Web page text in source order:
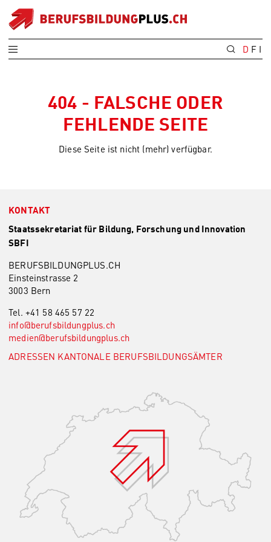
D F I
404 - FALSCHE ODER
FEHLENDE SEITE
Diese Seite ist nicht (mehr) verfügbar.
KONTAKT
Staatssekretariat für Bildung, Forschung und Innovation
SBFI
BERUFSBILDUNGPLUS.CH
Einsteinstrasse 2
3003 Bern
Tel. +41 58 465 57 22
info@berufsbildungplus.ch
medien@berufsbildungplus.ch
ADRESSEN KANTONALE BERUFSBILDUNGSÄMTER